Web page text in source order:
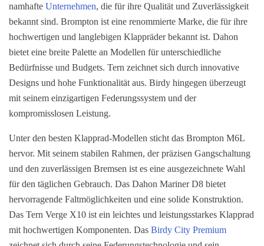
namhafte Unternehmen, die für ihre Qualität und Zuverlässigkeit
bekannt sind. Brompton ist eine renommierte Marke, die für ihre
hochwertigen und langlebigen Klappräder bekannt ist. Dahon
bietet eine breite Palette an Modellen für unterschiedliche
Bedürfnisse und Budgets. Tern zeichnet sich durch innovative
Designs und hohe Funktionalität aus. Birdy hingegen überzeugt
mit seinem einzigartigen Federungssystem und der
kompromisslosen Leistung.
Unter den besten Klapprad-Modellen sticht das Brompton M6L
hervor. Mit seinem stabilen Rahmen, der präzisen Gangschaltung
und den zuverlässigen Bremsen ist es eine ausgezeichnete Wahl
für den täglichen Gebrauch. Das Dahon Mariner D8 bietet
hervorragende Faltmöglichkeiten und eine solide Konstruktion.
Das Tern Verge X10 ist ein leichtes und leistungsstarkes Klapprad
mit hochwertigen Komponenten. Das Birdy City Premium